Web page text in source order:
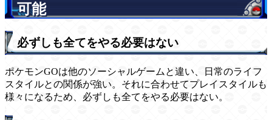
可能
必ずしも全てをやる必要はない
ポケモンGOは他のソーシャルゲームと違い、日常のライフ
スタイルとの関係が強い。それに合わせてプレイスタイルも
様々になるため、必ずしも全てをやる必要はない。